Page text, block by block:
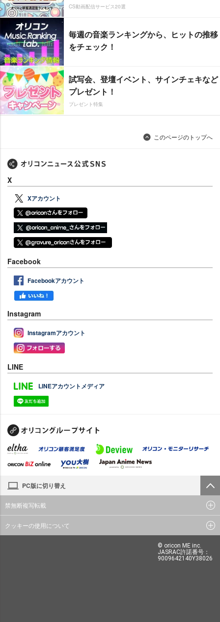
CS動画配信サービス20選
毎週の音楽ランキングから、ヒットの推移
をチェック！
試写会、登壇イベント、サインチェキなど
プレゼント！
プレゼント特集
このページのトップへ
X
Xアカウント
Facebook
Facebookアカウント
Instagram
Instagramアカウント
LINE
LINEアカウントメディア
PC版に切り替え
禁無断複写転載
クッキーの使用について
© oricon ME inc.
JASRAC許諾番号：
9009642140Y38026